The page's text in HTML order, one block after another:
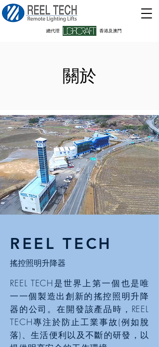
​總代理 香港及澳門
關於
REEL TECH
​搖控照明升降器
REEL TECH是世界上第一個也是唯
一一個製造出創新的​搖控照明升降
器的公司。在開發該產品時，REEL
TECH專注於防止工業事故(例如脫
落)、生活便利以及不斷的研發，以